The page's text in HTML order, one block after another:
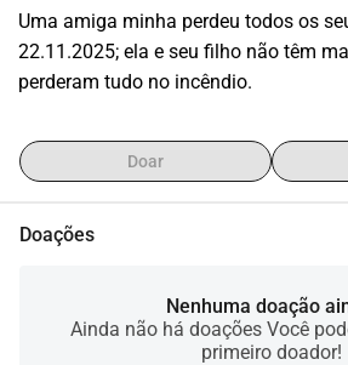
Uma amiga minha perdeu todos os
22.11.2025; ela e seu filho não têm
perderam tudo no incêndio.
Doar
Doações
Nenhuma doação
Ainda não há doações Você
primeiro doador!